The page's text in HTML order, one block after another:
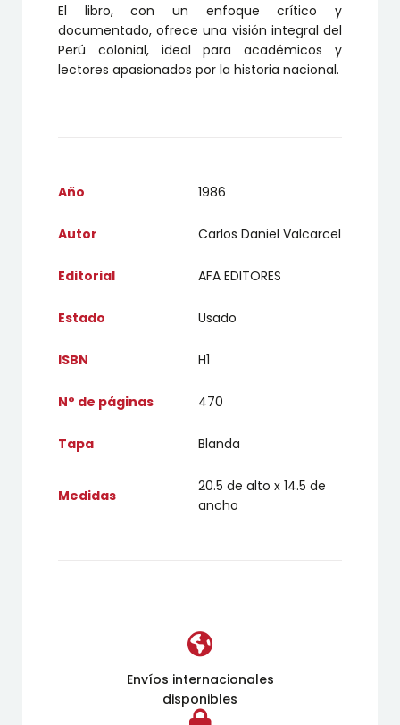
El libro, con un enfoque crítico y
documentado, ofrece una visión integral del
Perú colonial, ideal para académicos y
lectores apasionados por la historia nacional.
Año 1986
Autor Carlos Daniel Valcarcel
Editorial AFA EDITORES
Estado Usado
ISBN H1
N° de páginas 470
Tapa Blanda
Medidas
20.5 de alto x 14.5 de
ancho
Envíos internacionales
disponibles